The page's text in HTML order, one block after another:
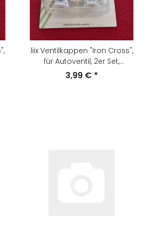
liix Ventilkappen "Iron Cross",
für Autoventil, 2er Set,
schwarz/weiss, NEU
3,99 € *